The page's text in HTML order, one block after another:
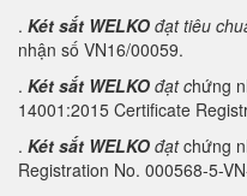
. Két sắt WELKO đạt tiêu
nhận số VN16/00059.
. Két sắt WELKO đạt chứng
14001:2015 Certificate
. Két sắt WELKO đạtchứng
Registration No. 000568-5-